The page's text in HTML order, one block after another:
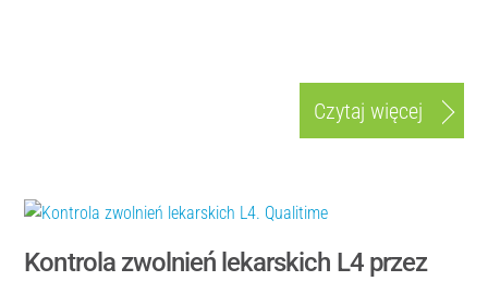
Czytaj więcej
Kontrola zwolnień lekarskich L4 przez